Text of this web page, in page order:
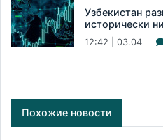
Узбекистан
исторически
12:42 | 03.04
Похожие новости